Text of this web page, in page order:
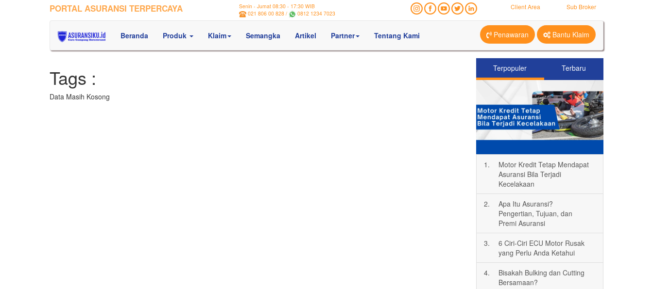
PORTAL ASURANSI TERPERCAYA
Senin - Jumat 08:30 - 17:30 WIB
021 806 00 828 /
0812 1234 7023
Client Area Sub Broker
Beranda Produk Klaim Semangka Artikel Partner Tentang Kami Penawaran Bantu Klaim
Tags :
Data Masih Kosong
Terpopuler Terbaru
1.
Motor Kredit Tetap Mendapat
Asuransi Bila Terjadi
Kecelakaan
2.
Apa Itu Asuransi?
Pengertian, Tujuan, dan
Premi Asuransi
3.
6 Ciri-Ciri ECU Motor Rusak
yang Perlu Anda Ketahui
4.
Bisakah Bulking dan Cutting
Bersamaan?